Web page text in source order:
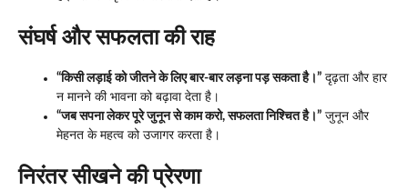
संघर्ष और सफलता की राह
“किसी लड़ाई को जीतने के लिए बार-बार लड़ना पड़ सकता है।” दृढ़ता और हार
न मानने की भावना को बढ़ावा देता है।
“जब सपना लेकर पूरे जुनून से काम करो, सफलता निश्चित है।” जुनून और
मेहनत के महत्व को उजागर करता है।
निरंतर सीखने की प्रेरणा